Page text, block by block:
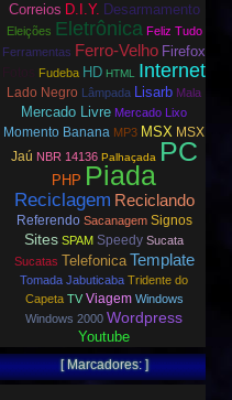
Correios D.I.Y. Desarmamento
Eleições Eletrônica Feliz Tudo
Ferramentas Ferro-Velho Firefox
Fudeba HD HTML Internet
Lado Negro Lâmpada Lisarb Mala
Mercado Livre Mercado Lixo
Momento Banana MP3 MSX MSX
Jaú NBR 14136 Palhaçada PC
PHP Piada
Reciclagem Reciclando
Referendo Sacanagem Signos
Sites SPAM Speedy Sucata
Sucatas Telefonica Template
Tomada Jabuticaba Tridente do
Capeta TV Viagem Windows
Windows 2000 Wordpress
Youtube
[ Marcadores: ]